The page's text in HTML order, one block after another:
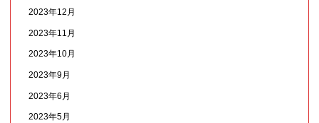
2023年12月
2023年11月
2023年10月
2023年9月
2023年6月
2023年5月